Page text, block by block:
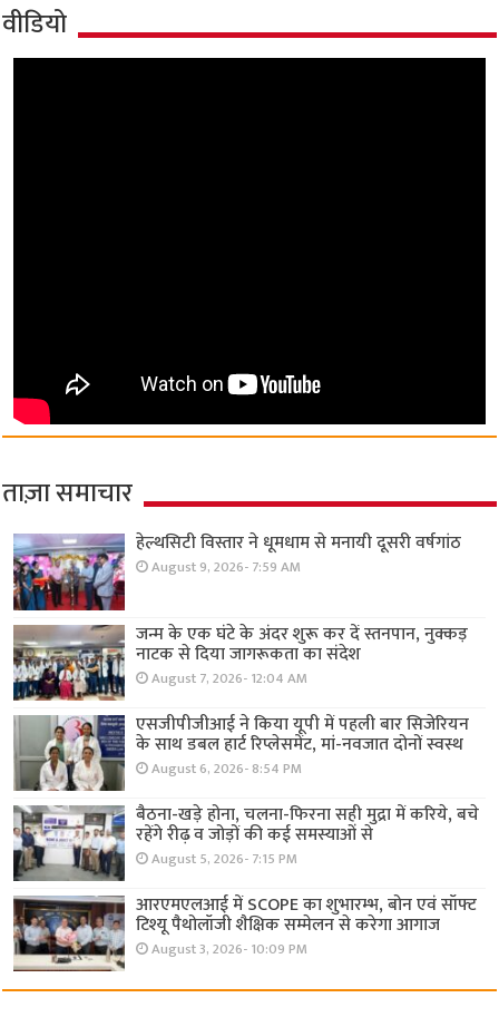
वीडियो
ताज़ा समाचार
हेल्थसिटी विस्तार ने धूमधाम से मनायी दूसरी वर्षगांठ
August 9, 2026- 7:59 AM
जन्म के एक घंटे के अंदर शुरू कर दें स्तनपान, नुक्कड़
नाटक से दिया जागरूकता का संदेश
August 7, 2026- 12:04 AM
एसजीपीजीआई ने किया यूपी में पहली बार सिजेरियन
के साथ डबल हार्ट रिप्लेसमेंट, मां-नवजात दोनों स्वस्थ
August 6, 2026- 8:54 PM
बैठना-खड़े होना, चलना-फिरना सही मुद्रा में करिये, बचे
रहेंगे रीढ़ व जोड़ों की कई समस्याओं से
August 5, 2026- 7:15 PM
आरएमएलआई में SCOPE का शुभारम्भ, बोन एवं सॉफ्ट
टिश्यू पैथोलॉजी शैक्षिक सम्मेलन से करेगा आगाज
August 3, 2026- 10:09 PM